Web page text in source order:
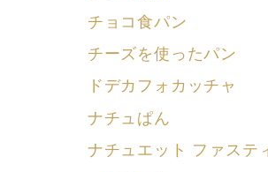
チョコ食パン
チーズを使ったパン
ドデカフォカッチャ
ナチュぱん
ナチュエット ファステ